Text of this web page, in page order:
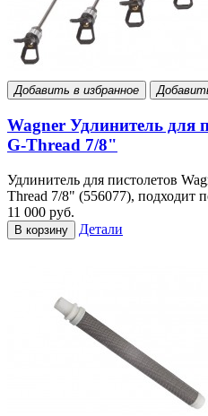
Добавить в избранное
Wagner Удлинитель для
G-Thread 7/8"
Удлинитель для пистолетов
Thread 7/8" (556077), подходит
11 000 руб.
В корзину Детали